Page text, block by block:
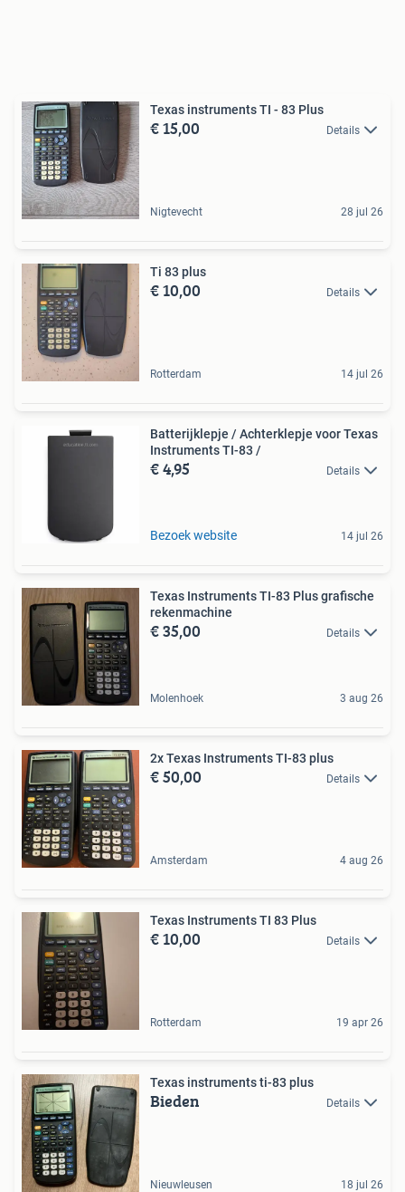
Texas instruments TI - 83 Plus
€ 15,00 Details
Nigtevecht 28 jul 26
Ti 83 plus
€ 10,00 Details
Rotterdam 14 jul 26
Batterijklepje / Achterklepje voor Texas
Instruments TI-83 /
€ 4,95 Details
Bezoek website 14 jul 26
Texas Instruments TI-83 Plus grafische
rekenmachine
€ 35,00 Details
Molenhoek 3 aug 26
2x Texas Instruments TI-83 plus
€ 50,00 Details
Amsterdam 4 aug 26
Texas Instruments TI 83 Plus
€ 10,00 Details
Rotterdam 19 apr 26
Texas instruments ti-83 plus
Bieden Details
Nieuwleusen 18 jul 26